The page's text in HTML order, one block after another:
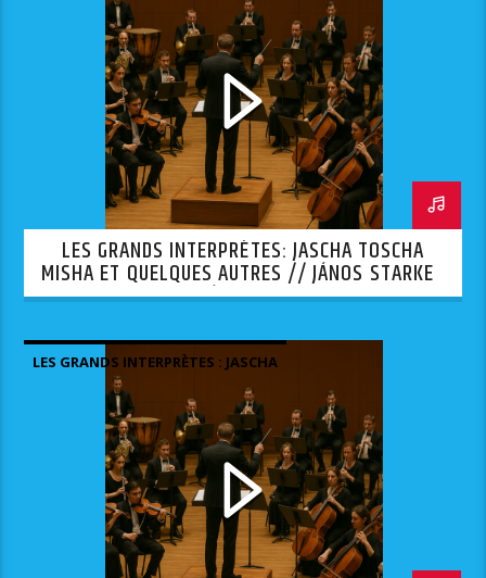
TOSCHA MISHA ET QUELQUES AUTRES.
LES GRANDS INTERPRÈTES: JASCHA TOSCHA
MISHA ET QUELQUES AUTRES // JÁNOS STARKER
— 3ÈME PARTIE
LES GRANDS INTERPRÈTES : JASCHA
TOSCHA MISHA ET QUELQUES AUTRES.